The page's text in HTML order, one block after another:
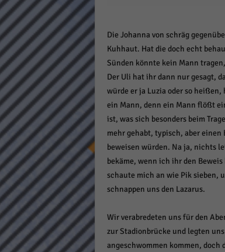
Die Johanna von schräg
Kuhhaut. Hat die doch echt
Sünden könnte kein Mann
Der Uli hat ihr dann nur gesagt,
würde er ja Luzia oder so
ein Mann, denn ein Mann flößt
ist, was sich besonders beim
mehr gehabt, typisch, aber einen
beweisen würden. Na ja, nichts
bekäme, wenn ich ihr den
schaute mich an wie Pik sieben,
schnappen uns den Lazarus.
Wir verabredeten uns für den
zur Stadionbrücke und legten
angeschwommen kommen,